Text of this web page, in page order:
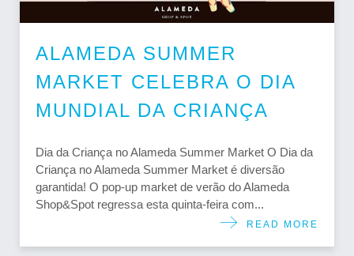
ALAMEDA SUMMER
MARKET CELEBRA O DIA
MUNDIAL DA CRIANÇA
Dia da Criança no Alameda Summer Market O Dia da
Criança no Alameda Summer Market é diversão
garantida! O pop-up market de verão do Alameda
Shop&Spot regressa esta quinta-feira com...
READ MORE